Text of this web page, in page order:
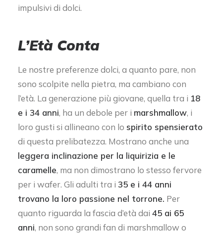
impulsivi di dolci.
L’Età Conta
Le nostre preferenze dolci, a quanto pare, non
sono scolpite nella pietra, ma cambiano con
l’età. La generazione più giovane, quella tra i 18
e i 34 anni, ha un debole per i marshmallow, i
loro gusti si allineano con lo spirito spensierato
di questa prelibatezza. Mostrano anche una
leggera inclinazione per la liquirizia e le
caramelle, ma non dimostrano lo stesso fervore
per i wafer. Gli adulti tra i 35 e i 44 anni
trovano la loro passione nel torrone. Per
quanto riguarda la fascia d’età dai 45 ai 65
anni, non sono grandi fan di marshmallow o